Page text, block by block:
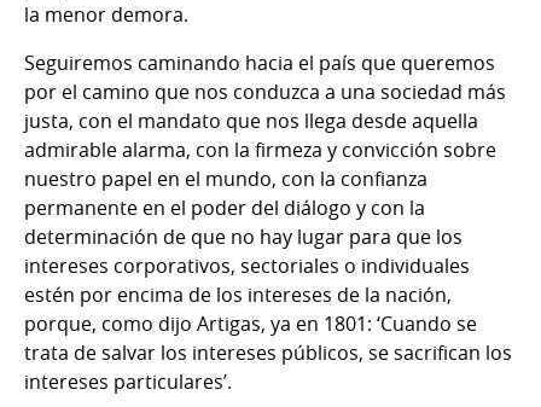
la menor demora.
Seguiremos caminando hacia el país que queremos
por el camino que nos conduzca a una sociedad más
justa, con el mandato que nos llega desde aquella
admirable alarma, con la firmeza y convicción sobre
nuestro papel en el mundo, con la confianza
permanente en el poder del diálogo y con la
determinación de que no hay lugar para que los
intereses corporativos, sectoriales o individuales
estén por encima de los intereses de la nación,
porque, como dijo Artigas, ya en 1801: ‘Cuando se
trata de salvar los intereses públicos, se sacrifican los
intereses particulares’.